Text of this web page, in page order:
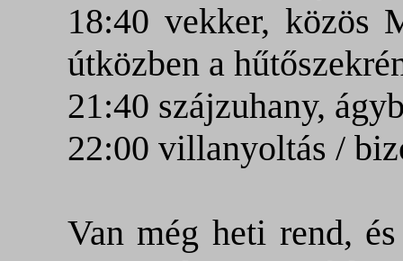
18:40 vekker, közös
útközben a
21:40 szájzuhany,
22:00 villanyoltás /
Van még heti rend,